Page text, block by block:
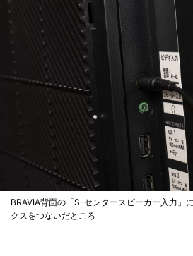
BRAVIA背面の「S-センタースピーカー入力」
クスをつないだところ